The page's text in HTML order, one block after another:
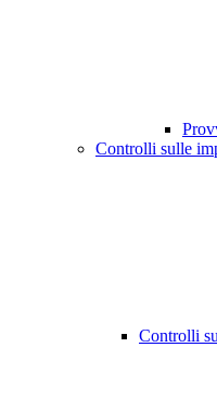
Controlli sulle
Controlli